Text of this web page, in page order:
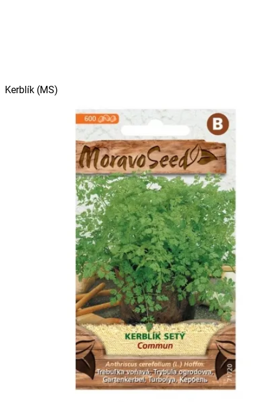
Kerblík (MS)